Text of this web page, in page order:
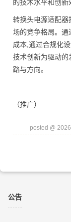
的技术水平和创新
转换头电源适配
场的竞争格局。
成本,通过合规化
技术创新为驱动的
路与方向。
（推广）
posted @
公告